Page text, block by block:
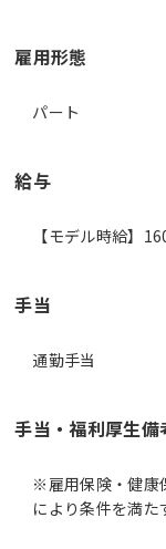
雇用形態
パート
給与
【モデル時給】
手当
通勤手当
手当・福利厚生備
※雇用保険・健康
により条件を満た